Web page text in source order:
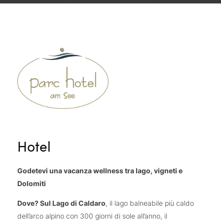
Hotel
Godetevi una vacanza wellness tra lago, vigneti e
Dolomiti
Dove? Sul Lago di Caldaro, il lago balneabile più caldo
dell’arco alpino con 300 giorni di sole all’anno, il